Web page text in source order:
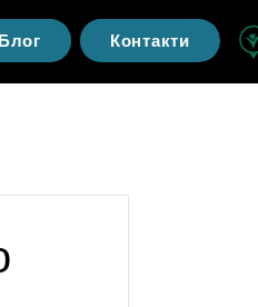
Блог Контакти